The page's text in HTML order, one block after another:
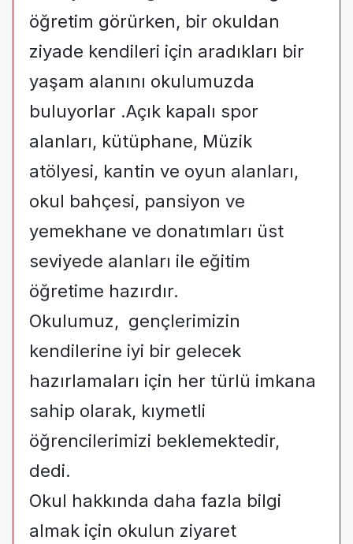
öğretim görürken, bir okuldan
ziyade kendileri için aradıkları bir
yaşam alanını okulumuzda
buluyorlar .Açık kapalı spor
alanları, kütüphane, Müzik
atölyesi, kantin ve oyun alanları,
okul bahçesi, pansiyon ve
yemekhane ve donatımları üst
seviyede alanları ile eğitim
öğretime hazırdır.
Okulumuz, gençlerimizin
kendilerine iyi bir gelecek
hazırlamaları için her türlü imkana
sahip olarak, kıymetli
öğrencilerimizi beklemektedir,
dedi.
Okul hakkında daha fazla bilgi
almak için okulun ziyaret